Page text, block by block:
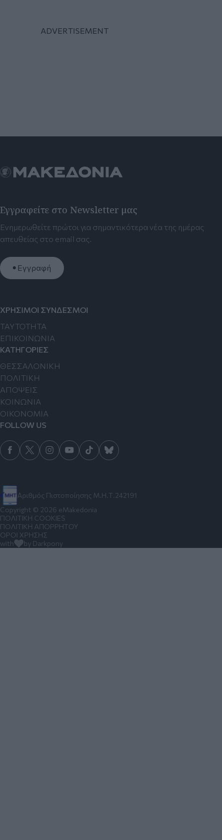
Εγγραφείτε στο Newsletter μας
Ενημερωθείτε πρώτοι για σημαντικότερα νέα της ημέρας
απευθείας στο email σας.
Εγγραφή
Αριθμός Πιστοποίησης Μ.Η.Τ.242191
ΧΡΗΣΙΜΟΙ ΣΥΝΔΕΣΜΟΙ
TAYTOTHTA
ΕΠΙΚΟΙΝΩΝΙΑ
ΚΑΤΗΓΟΡΙΕΣ
ΘΕΣΣΑΛΟΝΙΚΗ
ΠΟΛΙΤΙΚΗ
ΑΠΟΨΕΙΣ
ΚΟΙΝΩΝΙΑ
ΟΙΚΟΝΟΜΙΑ
FOLLOW US
Copyright © 2026 eMakedonia
ΠΟΛΙΤΙΚΗ COOKIES
ΠΟΛΙΤΙΚΗ ΑΠΟΡΡΗΤΟΥ
ΟΡΟΙ ΧΡΗΣΗΣ
with
by Darkpony